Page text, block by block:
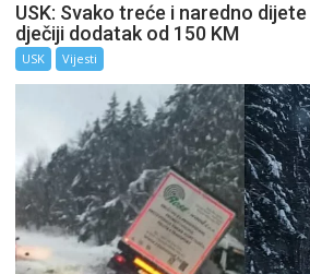
USK: Svako treće i naredno
dječiji dodatak od 150 KM
USK Vijesti